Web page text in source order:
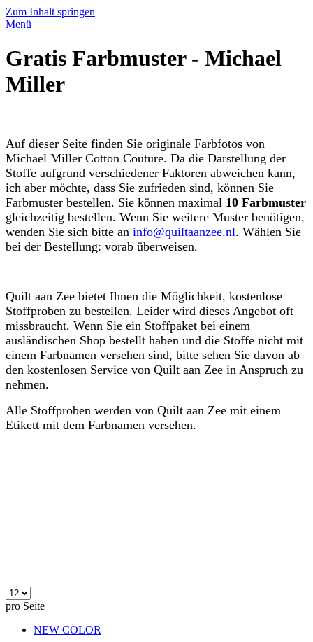
Zum Inhalt springen
Menü
Gratis Farbmuster - Michael
Miller
Auf dieser Seite finden Sie originale Farbfotos von
Michael Miller Cotton Couture. Da die Darstellung der
Stoffe aufgrund verschiedener Faktoren abweichen kann,
ich aber möchte, dass Sie zufrieden sind, können Sie
Farbmuster bestellen. Sie können maximal 10 Farbmuster
gleichzeitig bestellen. Wenn Sie weitere Muster benötigen,
wenden Sie sich bitte an info@quiltaanzee.nl. Wählen Sie
bei der Bestellung: vorab überweisen.
Quilt aan Zee bietet Ihnen die Möglichkeit, kostenlose
Stoffproben zu bestellen. Leider wird dieses Angebot oft
missbraucht. Wenn Sie ein Stoffpaket bei einem
ausländischen Shop bestellt haben und die Stoffe nicht mit
einem Farbnamen versehen sind, bitte sehen Sie davon ab
den kostenlosen Service von Quilt aan Zee in Anspruch zu
nehmen.
Alle Stoffproben werden von Quilt aan Zee mit einem
Etikett mit dem Farbnamen versehen.
pro Seite
NEW COLOR